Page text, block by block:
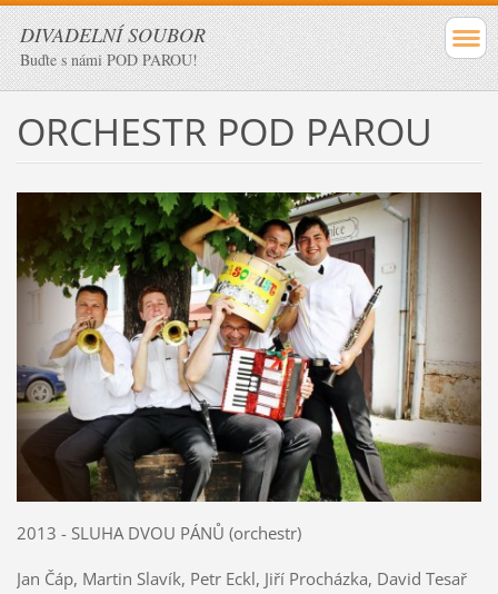
DIVADELNÍ SOUBOR
Buďte s námi POD PAROU!
ORCHESTR POD PAROU
2013 - SLUHA DVOU PÁNŮ (orchestr)
Jan Čáp, Martin Slavík, Petr Eckl, Jiří Procházka, David Tesař